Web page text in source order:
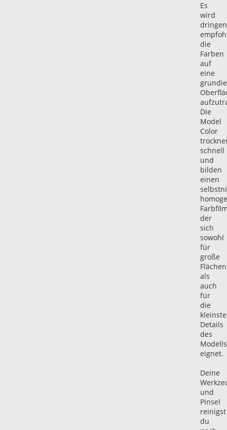
Es
wird
die
Farben
auf
eine
Die
Model
Color
schnell
und
bilden
einen
der
sich
sowohl
für
große
Flächen
als
auch
für
die
Details
des
Modells
eignet.
Deine
und
Pinsel
reinigst
du